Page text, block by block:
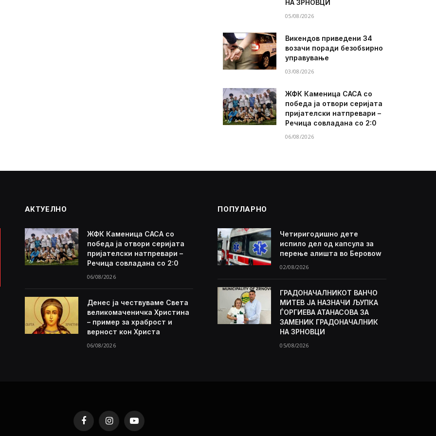
НА ЗРНОВЦИ
05/08/2026
Викендов приведени 34
возачи поради безобѕирно
управување
03/08/2026
ЖФК Каменица САСА со
победа ја отвори серијата
пријателски натпревари –
Речица совладана со 2:0
06/08/2026
АКТУЕЛНО
ЖФК Каменица САСА со
победа ја отвори серијата
пријателски натпревари –
Речица совладана со 2:0
06/08/2026
Денес ја чествуваме Света
великомаченичка Христина
– пример за храброст и
верност кон Христа
06/08/2026
ПОПУЛАРНО
Четиригодишно дете
испило дел од капсула за
перење алишта во Беровоw
02/08/2026
ГРАДОНАЧАЛНИКОТ ВАНЧО
МИТЕВ ЈА НАЗНАЧИ ЉУПКА
ЃОРГИЕВА АТАНАСОВА ЗА
ЗАМЕНИК ГРАДОНАЧАЛНИК
НА ЗРНОВЦИ
05/08/2026
FacebookInstagramYouTube